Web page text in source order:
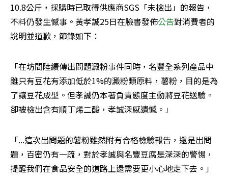
10.8公斤，採購時已取得供應商SGS「未檢出」的報告，
不料仍發生憾事。黃孝誠25日在臉書發佈公告對消費者的
說明並道歉，節錄如下：
「在坊間陸續傳出問題澱粉事件同時，名豐全系列產品中
雖只有豆花有添加低於1%的澱粉類原料，薯粉，目的是為
了讓豆花成型。但孝誠仍本著負責態度主動將豆花送驗。
卻被檢出含有順丁烯二酸，孝誠深感遺憾。」
「...這次出問題的薯粉雖然附有合格檢驗報告，還是出問
題，百密仍有一疏，對於孝誠與名豐豆腐是深深的警惕，
提醒我們在食品安全的道路上還需要更小心地走下去。」